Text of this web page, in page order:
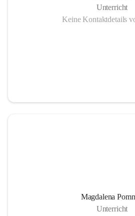
Unterricht
Keine Kontaktdetails
Magdalena
Unterricht